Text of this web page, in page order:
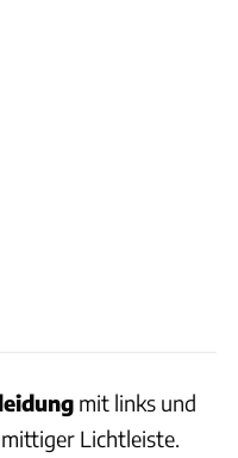
mit links und
Lichtleiste.